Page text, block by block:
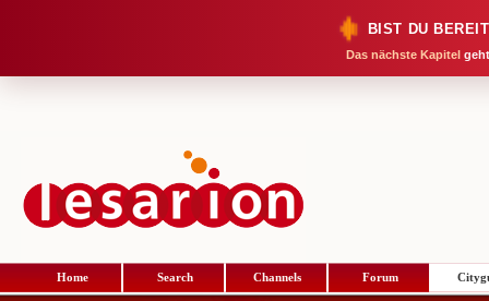
BIST DU
Das nächste Kapitel
Home Search Channels Forum